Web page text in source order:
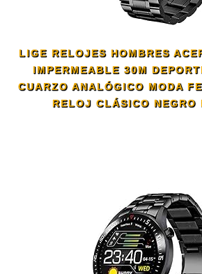
LIGE RELOJES HOMBRES
IMPERMEABLE 30M
CUARZO ANALÓGICO MODA
RELOJ CLÁSICO NEGRO